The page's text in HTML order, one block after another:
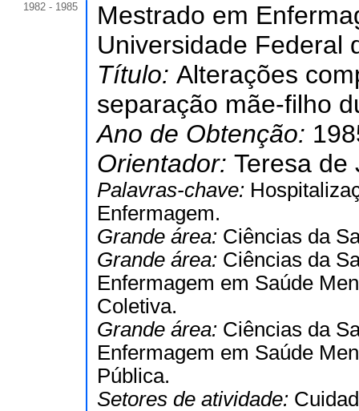
1982 - 1985
Mestrado em
Universidade Federal
Título: Alterações
separação mãe-filho
Ano de Obtenção:
Orientador: Teresa de
Palavras-chave:
Enfermagem.
Grande área: Ciências da
Grande área: Ciências da
Enfermagem em Saúde
Coletiva.
Grande área: Ciências da
Enfermagem em Saúde
Pública.
Setores de atividade: